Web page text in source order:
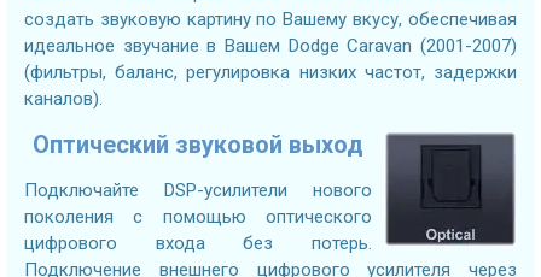
создать звуковую картину по Вашему вкусу, обеспечивая
идеальное звучание в Вашем Dodge Caravan (2001-2007)
(фильтры, баланс, регулировка низких частот, задержки
каналов).
Оптический звуковой выход
Подключайте DSP-усилители нового
поколения с помощью оптического
цифрового входа без потерь.
Подключение внешнего цифрового усилителя через